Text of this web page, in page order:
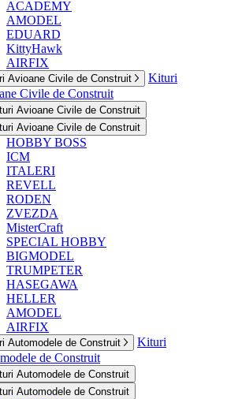
ACADEMY
AMODEL
EDUARD
KittyHawk
AIRFIX
Avioane Civile de Construit
Kituri
Civile de Construit
Avioane Civile de Construit
Avioane Civile de Construit
HOBBY BOSS
ICM
ITALERI
REVELL
RODEN
ZVEZDA
MisterCraft
SPECIAL HOBBY
BIGMODEL
TRUMPETER
HASEGAWA
HELLER
AMODEL
AIRFIX
Automodele de Construit
Kituri
de Construit
Automodele de Construit
Automodele de Construit